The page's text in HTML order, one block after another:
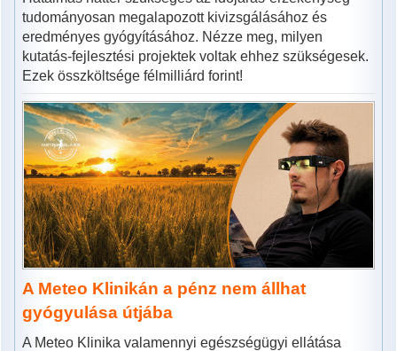
tudományosan megalapozott kivizsgálásához és
eredményes gyógyításához. Nézze meg, milyen
kutatás-fejlesztési projektek voltak ehhez szükségesek.
Ezek összköltsége félmilliárd forint!
A Meteo Klinikán a pénz nem állhat
gyógyulása útjába
A Meteo Klinika valamennyi egészségügyi ellátása